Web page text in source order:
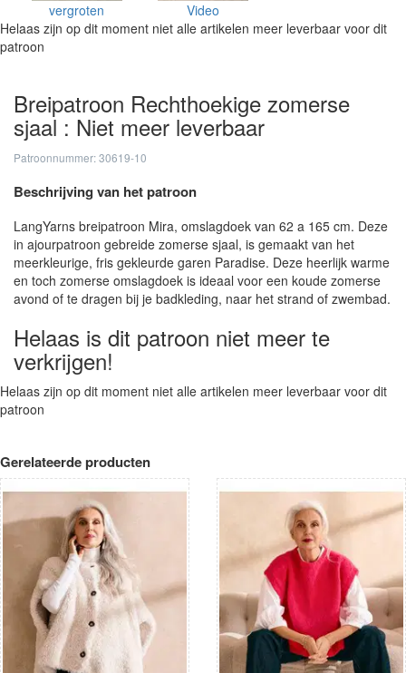
vergroten
Video
Helaas zijn op dit moment niet alle artikelen meer leverbaar voor dit
patroon
Breipatroon Rechthoekige zomerse
sjaal : Niet meer leverbaar
Patroonnummer: 30619-10
Beschrijving van het patroon
LangYarns breipatroon Mira, omslagdoek van 62 a 165 cm. Deze
in ajourpatroon gebreide zomerse sjaal, is gemaakt van het
meerkleurige, fris gekleurde garen Paradise. Deze heerlijk warme
en toch zomerse omslagdoek is ideaal voor een koude zomerse
avond of te dragen bij je badkleding, naar het strand of zwembad.
Helaas is dit patroon niet meer te
verkrijgen!
Helaas zijn op dit moment niet alle artikelen meer leverbaar voor dit
patroon
Gerelateerde producten